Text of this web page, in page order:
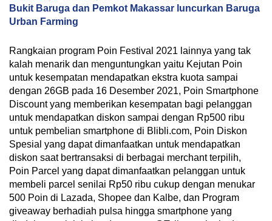
Bukit Baruga dan Pemkot Makassar luncurkan Baruga
Urban Farming
Rangkaian program Poin Festival 2021 lainnya yang tak
kalah menarik dan menguntungkan yaitu Kejutan Poin
untuk kesempatan mendapatkan ekstra kuota sampai
dengan 26GB pada 16 Desember 2021, Poin Smartphone
Discount yang memberikan kesempatan bagi pelanggan
untuk mendapatkan diskon sampai dengan Rp500 ribu
untuk pembelian smartphone di Blibli.com, Poin Diskon
Spesial yang dapat dimanfaatkan untuk mendapatkan
diskon saat bertransaksi di berbagai merchant terpilih,
Poin Parcel yang dapat dimanfaatkan pelanggan untuk
membeli parcel senilai Rp50 ribu cukup dengan menukar
500 Poin di Lazada, Shopee dan Kalbe, dan Program
giveaway berhadiah pulsa hingga smartphone yang